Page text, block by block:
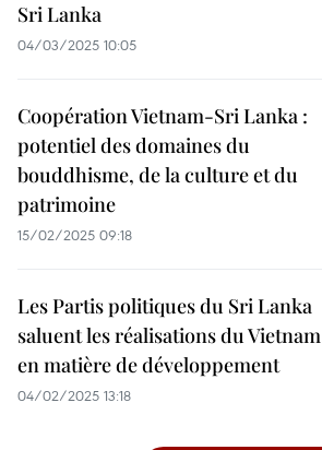
Sri Lanka
04/03/2025 10:05
Coopération Vietnam-Sri Lanka :
potentiel des domaines du
bouddhisme, de la culture et du
patrimoine
15/02/2025 09:18
Les Partis politiques du Sri Lanka
saluent les réalisations du Vietnam
en matière de développement
04/02/2025 13:18